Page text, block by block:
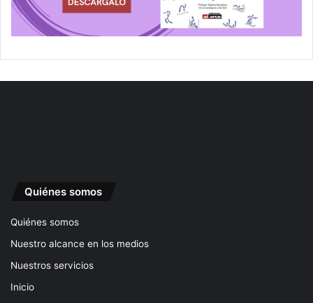
Quiénes somos
Quiénes somos
Nuestro alcance en los medios
Nuestros servicios
Inicio